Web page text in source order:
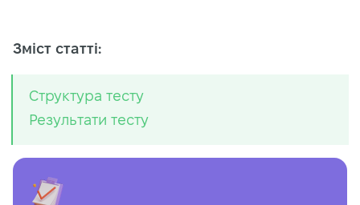
Зміст статті:
Структура тесту
Результати тесту